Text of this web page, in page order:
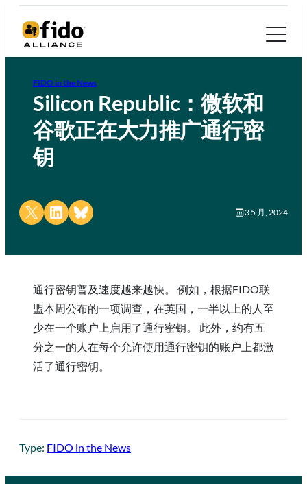
FIDO in the News
Silicon Republic：微软和
谷歌正在大力推广通行密
钥
Share on X Share on LinkedIn
Share on Bluesky 3 5 月, 2024
通行密钥普及速度越来越快。 例如，根据FIDO联
盟本周公布的一项调查，在英国，一半以上的人至
少在一个账户上启用了通行密钥。 此外，约有五
分之一的人在每个允许使用通行密钥的账户上都激
活了通行密钥。
Type: FIDO in the News